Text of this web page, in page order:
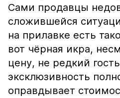
Сами продавцы
сложившейся
на прилавке есть
вот чёрная икра,
цену, не редкий
эксклюзивность
оправдывает